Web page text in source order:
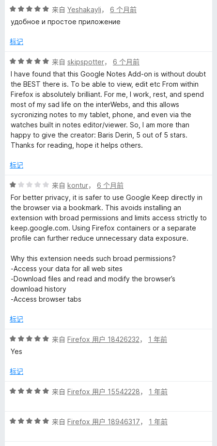
的
价
评
分
/
来自 Yeshakayli， 6 个月前
удобное и простое приложение
标记
评
分
5
/
5
来自 skipspotter， 6 个月前
I have found that this Google Notes Add-on is without doubt
the BEST there is. To be able to view, edit etc From within
Firefox is absolutely brilliant. For me, I work, rest, and spend
most of my sad life on the interWebs, and this allows
sycronizing notes to my tablet, phone, and even via the
watches built in notes editor/viewer. So, I am more than
happy to give the creator: Baris Derin, 5 out of 5 stars.
Thanks for reading, hope it helps others.
标记
评
分
1
/
5
来自 kontur， 6 个月前
For better privacy, it is safer to use Google Keep directly in
the browser via a bookmark. This avoids installing an
extension with broad permissions and limits access strictly to
keep.google.com. Using Firefox containers or a separate
profile can further reduce unnecessary data exposure.
Why this extension needs such broad permissions?
-Access your data for all web sites
-Download files and read and modify the browser’s
download history
-Access browser tabs
标记
评
分
/
来自 Firefox 用户 18426232， 1 年前
Yes
标记
评
/
来自 Firefox 用户 15542228， 1 年前
评
来自 Firefox 用户 18946317， 1 年前